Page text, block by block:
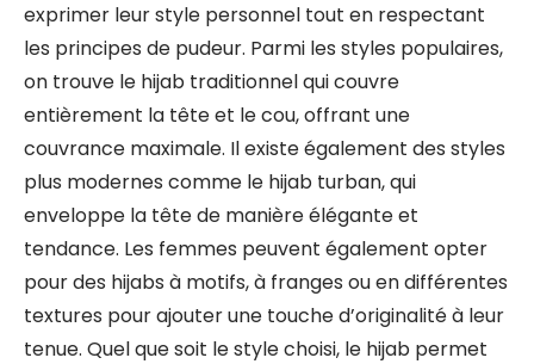
exprimer leur style personnel tout en respectant
les principes de pudeur. Parmi les styles populaires,
on trouve le hijab traditionnel qui couvre
entièrement la tête et le cou, offrant une
couvrance maximale. Il existe également des styles
plus modernes comme le hijab turban, qui
enveloppe la tête de manière élégante et
tendance. Les femmes peuvent également opter
pour des hijabs à motifs, à franges ou en différentes
textures pour ajouter une touche d’originalité à leur
tenue. Quel que soit le style choisi, le hijab permet